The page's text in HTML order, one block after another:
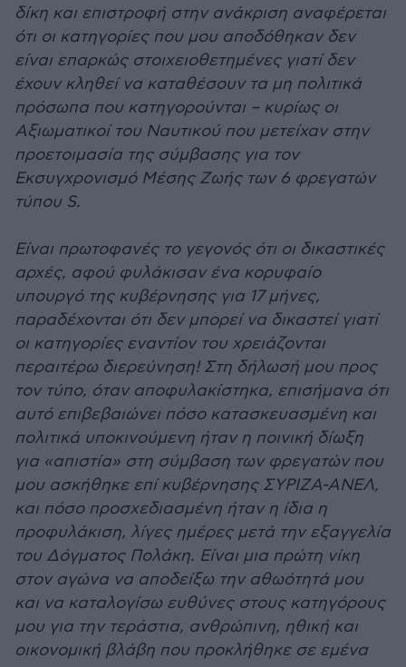
δίκη και επιστροφή στην ανάκριση αναφέρεται
ότι οι κατηγορίες που μου αποδόθηκαν δεν
είναι επαρκώς στοιχειοθετημένες γιατί δεν
έχουν κληθεί να καταθέσουν τα μη πολιτικά
πρόσωπα που κατηγορούνται – κυρίως οι
Αξιωματικοί του Ναυτικού που μετείχαν στην
προετοιμασία της σύμβασης για τον
Εκσυγχρονισμό Μέσης Ζωής των 6 φρεγατών
τύπου S.
Είναι πρωτοφανές το γεγονός ότι οι δικαστικές
αρχές, αφού φυλάκισαν ένα κορυφαίο
υπουργό της κυβέρνησης για 17 μήνες,
παραδέχονται ότι δεν μπορεί να δικαστεί γιατί
οι κατηγορίες εναντίον του χρειάζονται
περαιτέρω διερεύνηση! Στη δήλωσή μου προς
τον τύπο, όταν αποφυλακίστηκα, επισήμανα ότι
αυτό επιβεβαιώνει πόσο κατασκευασμένη και
πολιτικά υποκινούμενη ήταν η ποινική δίωξη
για «απιστία» στη σύμβαση των φρεγατών που
μου ασκήθηκε επί κυβέρνησης ΣΥΡΙΖΑ-ΑΝΕΛ,
και πόσο προσχεδιασμένη ήταν η ίδια η
προφυλάκιση, λίγες ημέρες μετά την εξαγγελία
του Δόγματος Πολάκη. Είναι μια πρώτη νίκη
στον αγώνα να αποδείξω την αθωότητά μου
και να καταλογίσω ευθύνες στους κατηγόρους
μου για την τεράστια, ανθρώπινη, ηθική και
οικονομική βλάβη που προκλήθηκε σε εμένα